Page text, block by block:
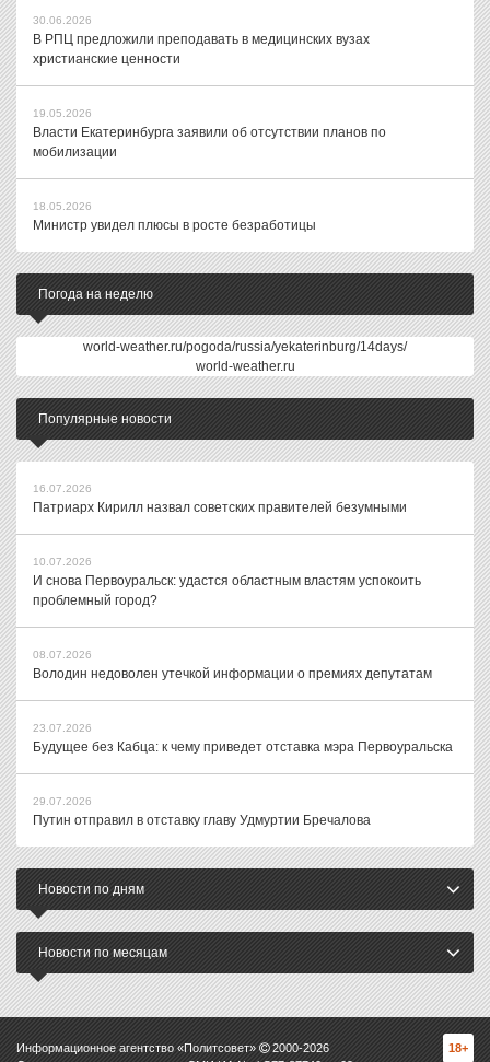
30.06.2026
В РПЦ предложили преподавать в медицинских вузах
христианские ценности
19.05.2026
Власти Екатеринбурга заявили об отсутствии планов по
мобилизации
18.05.2026
Министр увидел плюсы в росте безработицы
Погода на неделю
world-weather.ru/pogoda/russia/yekaterinburg/14days/
world-weather.ru
Популярные новости
16.07.2026
Патриарх Кирилл назвал советских правителей безумными
10.07.2026
И снова Первоуральск: удастся областным властям успокоить
проблемный город?
08.07.2026
Володин недоволен утечкой информации о премиях депутатам
23.07.2026
Будущее без Кабца: к чему приведет отставка мэра Первоуральска
29.07.2026
Путин отправил в отставку главу Удмуртии Бречалова
Новости по дням
Новости по месяцам
Информационное агентство «Политсовет» 2000-2026
18+